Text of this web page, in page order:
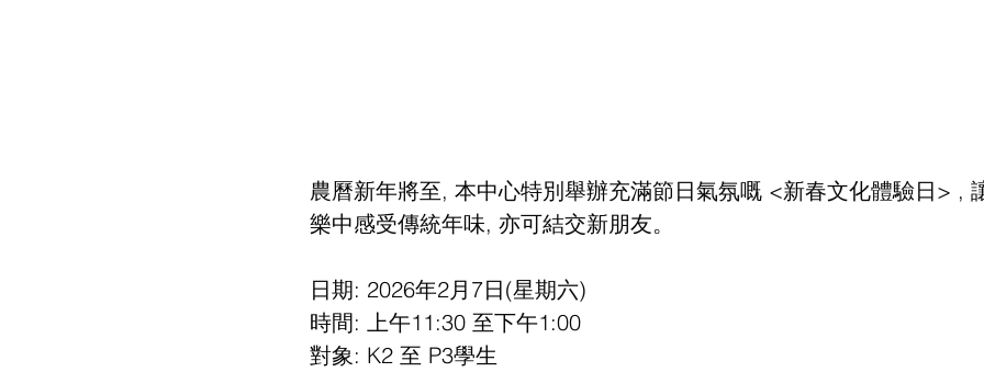
農曆新年將至, 本中心特別舉辦充滿節日氣氛嘅 <新春文化體驗日> ,
樂中感受傳統年味, 亦可結交新朋友。
日期: 2026年2月7日(星期六)
時間: 上午11:30 至下午1:00
對象: K2 至 P3學生